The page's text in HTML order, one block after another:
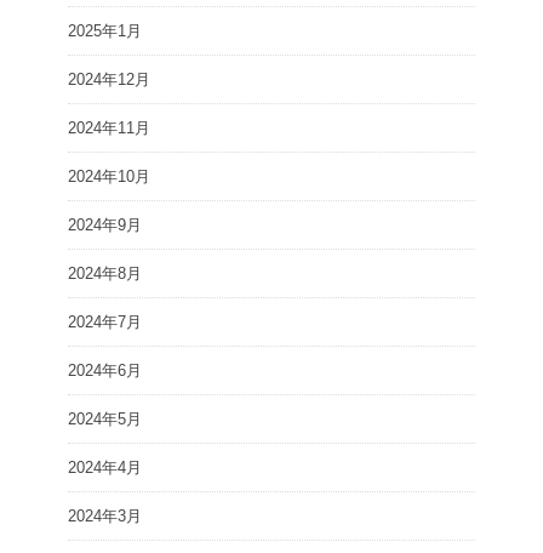
2025年1月
2024年12月
2024年11月
2024年10月
2024年9月
2024年8月
2024年7月
2024年6月
2024年5月
2024年4月
2024年3月